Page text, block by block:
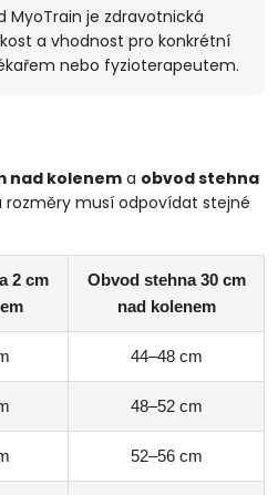
MyoTrain je zdravotnická
a vhodnost pro konkrétní
nebo fyzioterapeutem.
nad kolenem a obvod stehna
rozměry musí odpovídat stejné
2 cm
Obvod stehna 30 cm
nad kolenem
44–48 cm
48–52 cm
52–56 cm